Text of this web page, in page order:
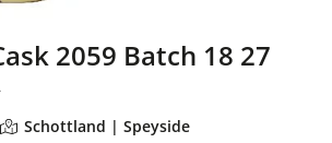
2059 Batch 18 27
Schottland | Speyside